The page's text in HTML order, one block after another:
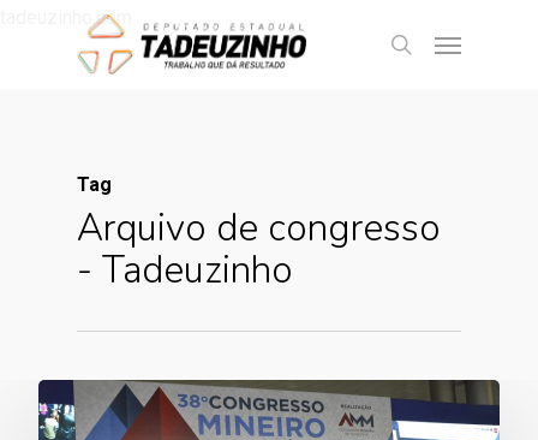
tadeuzinho.com
Tag
Arquivo de congresso
- Tadeuzinho